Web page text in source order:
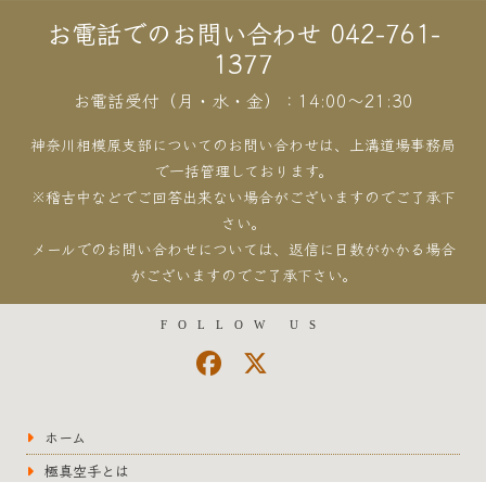
お電話でのお問い合わせ 042-761-
1377
お電話受付（月・水・金）：14:00〜21:30
神奈川相模原支部についてのお問い合わせは、上溝道場事務局
で一括管理しております。
※稽古中などでご回答出来ない場合がございますのでご了承下
さい。
メールでのお問い合わせについては、返信に日数がかかる場合
がございますのでご了承下さい。
FOLLOW US
ホーム
極真空手とは